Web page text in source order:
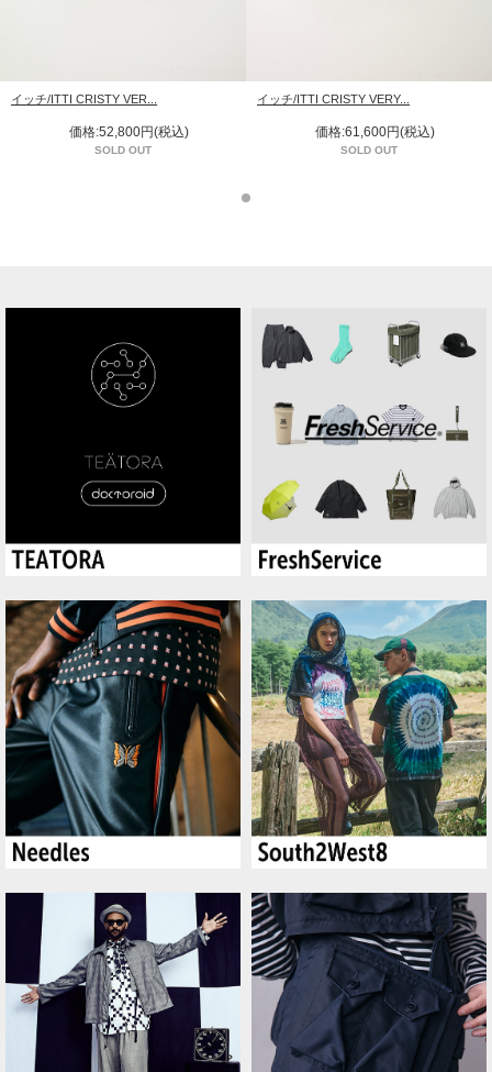
イッチ/ITTI CRISTY VER...
価格:52,800円(税込)
SOLD OUT
イッチ/ITTI CRISTY VERY...
価格:61,600円(税込)
SOLD OUT